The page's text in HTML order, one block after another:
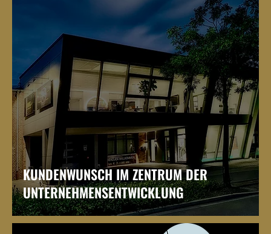
KUNDENWUNSCH IM ZENTRUM DER
UNTERNEHMENSENTWICKLUNG